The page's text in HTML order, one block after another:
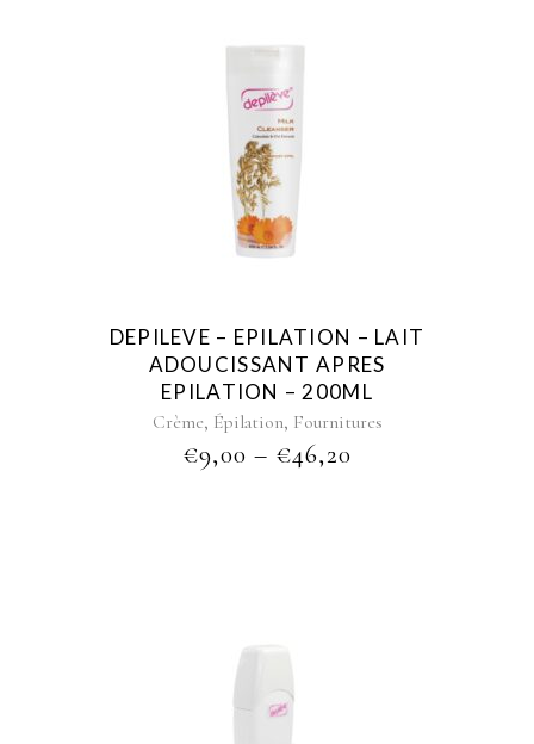
This
product
has
The
chosen
on
the
product
page
DEPILEVE – EPILATION – LAIT
ADOUCISSANT APRES
EPILATION – 200ML
Crème, Épilation, Fournitures
€9,00 – €46,20PRICE